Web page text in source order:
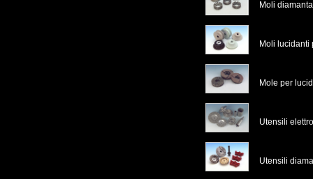
Moli
Moli lucidanti
Mole per
Utensili
Utensili